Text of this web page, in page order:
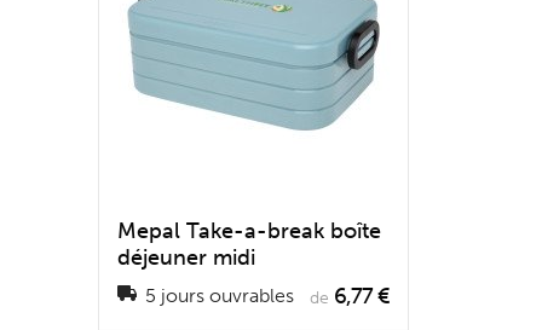
Mepal Take-a-break boîte
déjeuner midi
5 jours ouvrables de 6,77 €